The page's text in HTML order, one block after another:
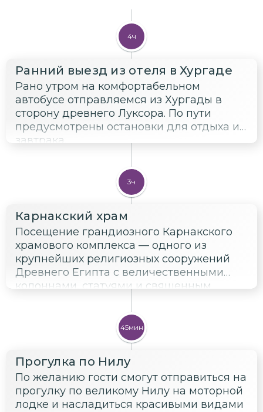
4ч
Ранний выезд из отеля в Хургаде
Рано утром на комфортабельном
автобусе отправляемся из Хургады в
сторону древнего Луксора. По пути
предусмотрены остановки для отдыха и
завтрака.
3ч
Карнакский храм
Посещение грандиозного Карнакского
храмового комплекса — одного из
крупнейших религиозных сооружений
Древнего Египта с величественными
колоннами, статуями и священным
45мин
Прогулка по Нилу
По желанию гости смогут отправиться на
прогулку по великому Нилу на моторной
лодке и насладиться красивыми видами